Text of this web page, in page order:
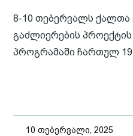
8-10 თებერვალს ქალთა
გაძლიერების
პროგრამაში ჩართულ
10 თებერვალი, 2025